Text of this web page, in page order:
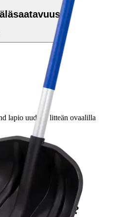
lapio uudella litteän ovaalilla
tuotetietoihin?